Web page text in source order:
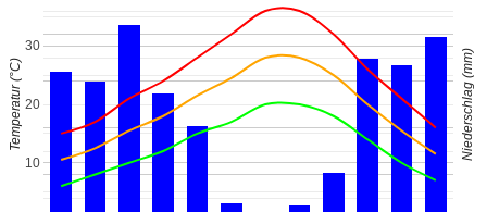
10
20
30
Temperatur (°C) Niederschlag (mm)